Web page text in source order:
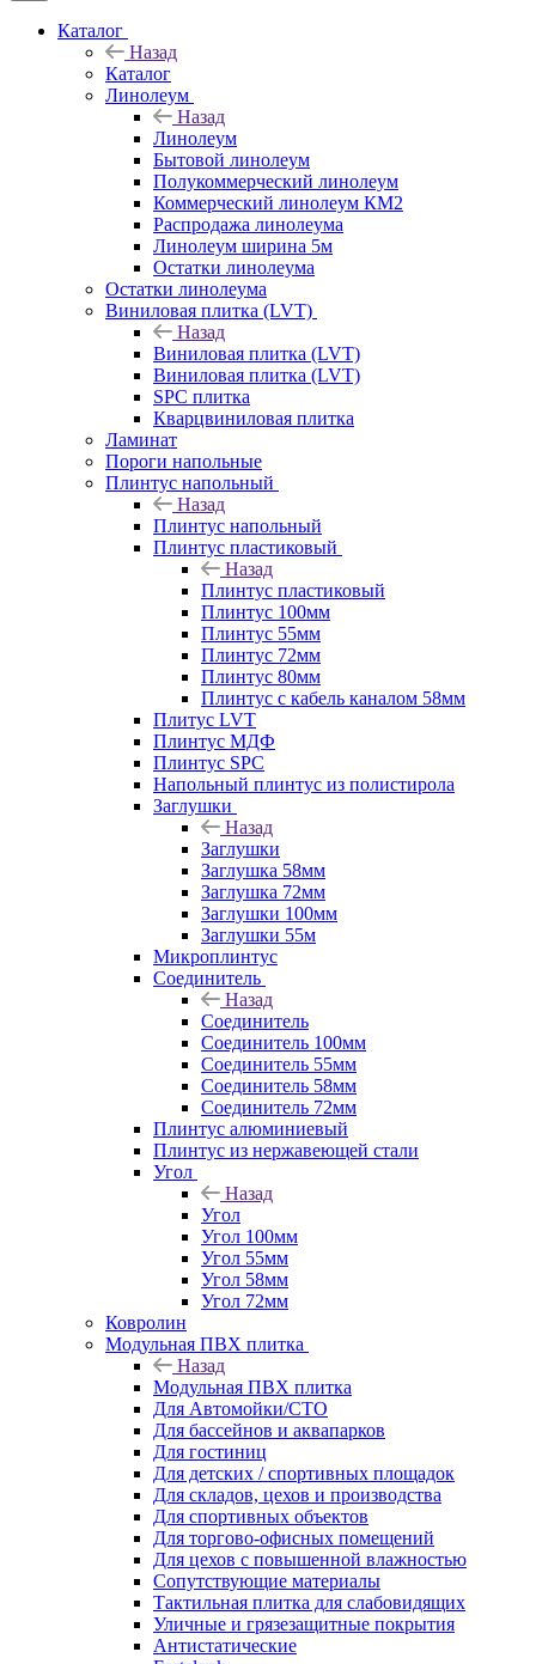
Каталог
Назад
Каталог
Линолеум
Назад
Линолеум
Бытовой линолеум
Полукоммерческий линолеум
Коммерческий линолеум КМ2
Распродажа линолеума
Линолеум ширина 5м
Остатки линолеума
Остатки линолеума
Виниловая плитка (LVT)
Назад
Виниловая плитка (LVT)
Виниловая плитка (LVT)
SPC плитка
Кварцвиниловая плитка
Ламинат
Пороги напольные
Плинтус напольный
Назад
Плинтус напольный
Плинтус пластиковый
Назад
Плинтус пластиковый
Плинтус 100мм
Плинтус 55мм
Плинтус 72мм
Плинтус 80мм
Плинтус с кабель каналом 58мм
Плитус LVT
Плинтус МДФ
Плинтус SPC
Напольный плинтус из полистирола
Заглушки
Назад
Заглушки
Заглушка 58мм
Заглушка 72мм
Заглушки 100мм
Заглушки 55м
Микроплинтус
Соединитель
Назад
Соединитель
Соединитель 100мм
Соединитель 55мм
Соединитель 58мм
Соединитель 72мм
Плинтус алюминиевый
Плинтус из нержавеющей стали
Угол
Назад
Угол
Угол 100мм
Угол 55мм
Угол 58мм
Угол 72мм
Ковролин
Модульная ПВХ плитка
Назад
Модульная ПВХ плитка
Для Автомойки/СТО
Для бассейнов и аквапарков
Для гостиниц
Для детских / спортивных площадок
Для складов, цехов и производства
Для спортивных объектов
Для торгово-офисных помещений
Для цехов с повышенной влажностью
Сопутствующие материалы
Тактильная плитка для слабовидящих
Уличные и грязезащитные покрытия
Антистатические